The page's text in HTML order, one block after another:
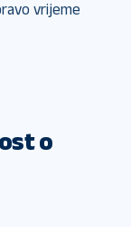
vrijeme
o